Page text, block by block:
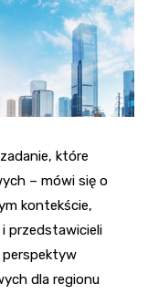
które
– mówi się o
kontekście,
przedstawicieli
perspektyw
dla regionu